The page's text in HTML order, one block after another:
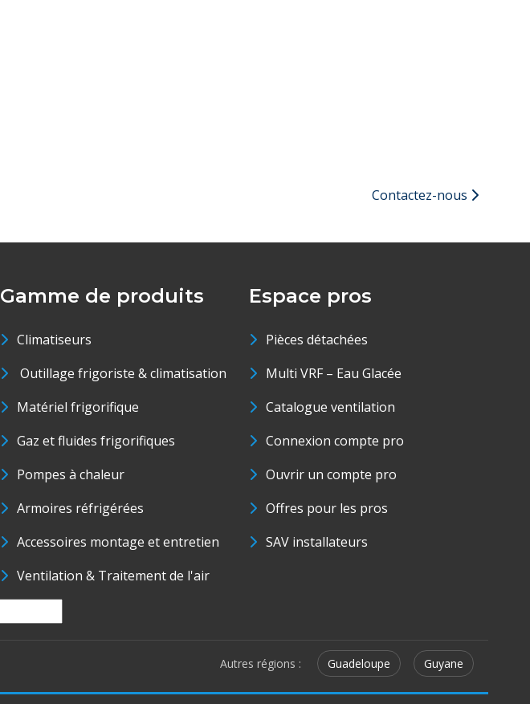
Contactez-nous
Gamme de produits
Climatiseurs
Outillage frigoriste & climatisation
Matériel frigorifique
Gaz et fluides frigorifiques
Pompes à chaleur
Armoires réfrigérées
Accessoires montage et entretien
Ventilation & Traitement de l'air
Espace pros
Pièces détachées
Multi VRF – Eau Glacée
Catalogue ventilation
Connexion compte pro
Ouvrir un compte pro
Offres pour les pros
SAV installateurs
Autres régions : Guadeloupe Guyane